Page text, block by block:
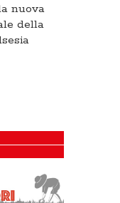
nuova
della